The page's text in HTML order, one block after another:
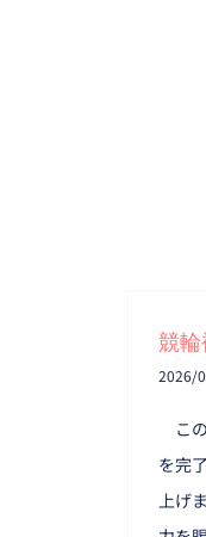
競
2026/
こ
を完
上げ